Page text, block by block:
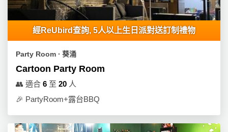
經ReUbird查詢, 5人以上生日派對送訂制禮物
Party Room ∙ 葵涌
Cartoon Party Room
👥 適合 6 至 20 人
🎉 PartyRoom+露台BBQ